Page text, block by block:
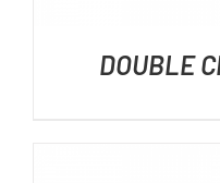
DOUBLE